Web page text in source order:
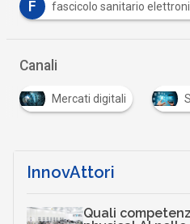
sanitario elettronico
Canali
Mercati digitali
InnovAttori
Quali